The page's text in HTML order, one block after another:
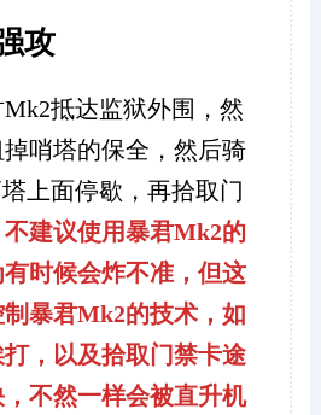
攻
抵达监狱外围，然
哨塔的保全，然后骑
上面停歇，再拾取门
不建议使用暴君Mk2的
时候会炸不准，但这
暴君Mk2的技术，如
，以及拾取门禁卡途
不然一样会被直升机